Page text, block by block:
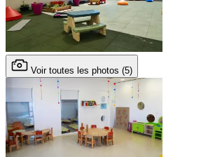
Voir toutes les photos (5)